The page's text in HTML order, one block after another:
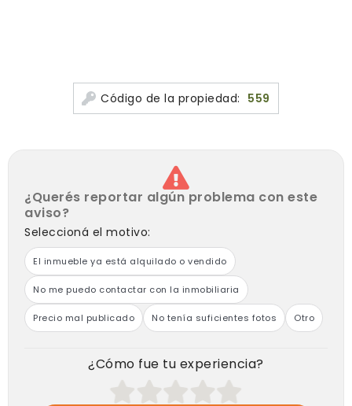
Código de la propiedad: 559
¿Querés reportar algún problema con este
aviso?
Seleccioná el motivo:
El inmueble ya está alquilado o vendido
No me puedo contactar con la inmobiliaria
Precio mal publicado No tenía suficientes fotos Otro
¿Cómo fue tu experiencia?